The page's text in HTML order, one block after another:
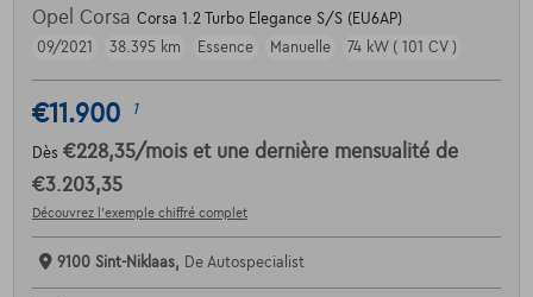
Opel Corsa Corsa 1.2 Turbo Elegance S/S (EU6AP)
09/2021
38.395 km Essence Manuelle 74 kW ( 101 CV )
€11.900 1
Dès €228,35/mois et une dernière mensualité de
€3.203,35
Découvrez l’exemple chiffré complet
9100 Sint-Niklaas, De Autospecialist